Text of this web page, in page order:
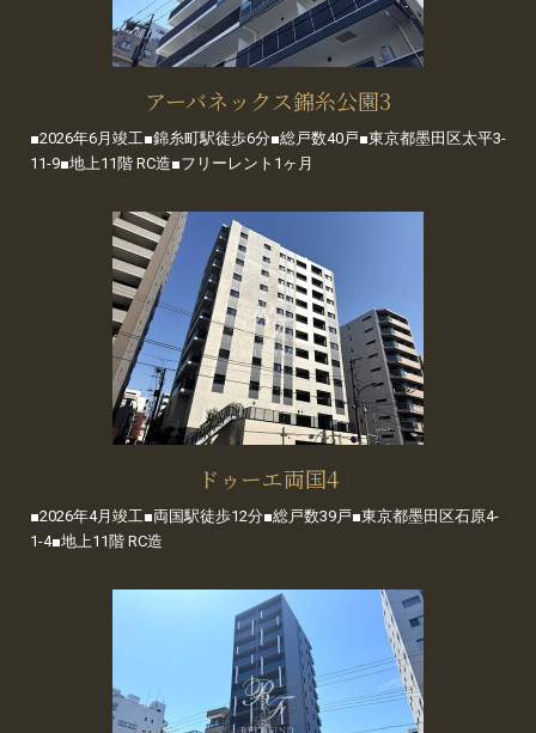
アーバネックス錦糸公園3
■2026年6月竣工■錦糸町駅徒歩6分■総戸数40戸■東京都墨田区太平3-
11-9■地上11階 RC造■フリーレント1ヶ月
ドゥーエ両国4
■2026年4月竣工■両国駅徒歩12分■総戸数39戸■東京都墨田区石原4-
1-4■地上11階 RC造